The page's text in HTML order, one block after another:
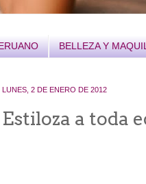
BELLEZA Y
LUNES, 2 DE ENERO DE 2012
Estiloza a toda